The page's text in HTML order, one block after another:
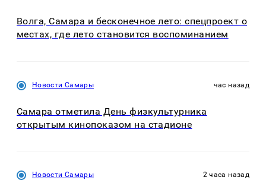
Волга, Самара и бесконечное лето: спецпроект о
местах, где лето становится воспоминанием
Новости Самары час назад
Самара отметила День физкультурника
открытым кинопоказом на стадионе
Новости Самары 2 часа назад